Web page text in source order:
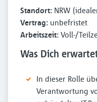
Standort: NRW
Vertrag: unbefristet
Arbeitszeit: Voll-/
Was Dich
In dieser Rolle
Verantwortung